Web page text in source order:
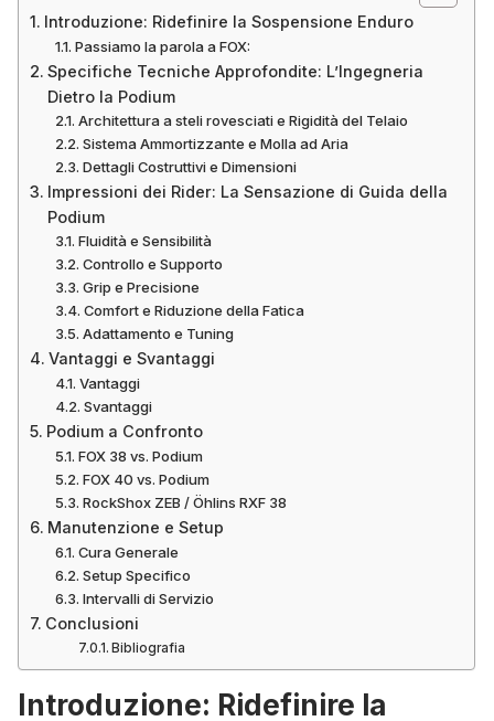
Introduzione: Ridefinire la Sospensione Enduro
Passiamo la parola a FOX:
Specifiche Tecniche Approfondite: L’Ingegneria
Dietro la Podium
Architettura a steli rovesciati e Rigidità del Telaio
Sistema Ammortizzante e Molla ad Aria
Dettagli Costruttivi e Dimensioni
Impressioni dei Rider: La Sensazione di Guida della
Podium
Fluidità e Sensibilità
Controllo e Supporto
Grip e Precisione
Comfort e Riduzione della Fatica
Adattamento e Tuning
Vantaggi e Svantaggi
Vantaggi
Svantaggi
Podium a Confronto
FOX 38 vs. Podium
FOX 40 vs. Podium
RockShox ZEB / Öhlins RXF 38
Manutenzione e Setup
Cura Generale
Setup Specifico
Intervalli di Servizio
Conclusioni
Bibliografia
Introduzione: Ridefinire la